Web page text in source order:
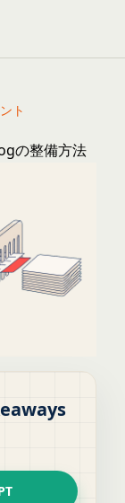
ト
の整備方法